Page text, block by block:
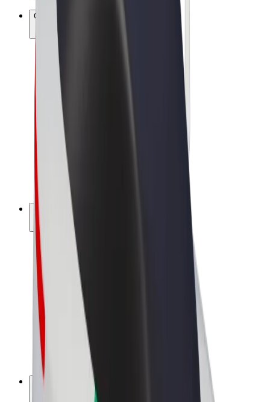
Сервисы
Поездки
Электросамокаты
Bolt Market
Bolt Food
Bolt Drive
Bolt for Business
Электровелосипеды
Bolt Plus
Зарабатывайте с Bolt
Водители
Заработок водителя
Курьеры
Заработок курьера
Торговые партнёры Bolt Food
Автопарки
Франшизы
Компания